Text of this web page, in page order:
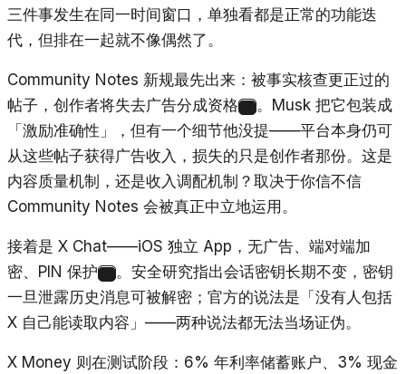
三件事发生在同一时间窗口，单独看都是正常的功能迭
代，但排在一起就不像偶然了。
Community Notes 新规最先出来：被事实核查更正过的
帖子，创作者将失去广告分成资格
。Musk 把它包装成
「激励准确性」，但有一个细节他没提——平台本身仍可
从这些帖子获得广告收入，损失的只是创作者那份。这是
内容质量机制，还是收入调配机制？取决于你信不信
Community Notes 会被真正中立地运用。
接着是 X Chat——iOS 独立 App，无广告、端对端加
密、PIN 保护
。安全研究指出会话密钥长期不变，密钥
一旦泄露历史消息可被解密；官方的说法是「没有人包括
X 自己能读取内容」——两种说法都无法当场证伪。
X Money 则在测试阶段：6% 年利率储蓄账户、3% 现金